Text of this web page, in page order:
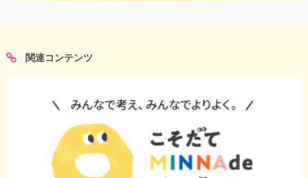
関連コンテンツ